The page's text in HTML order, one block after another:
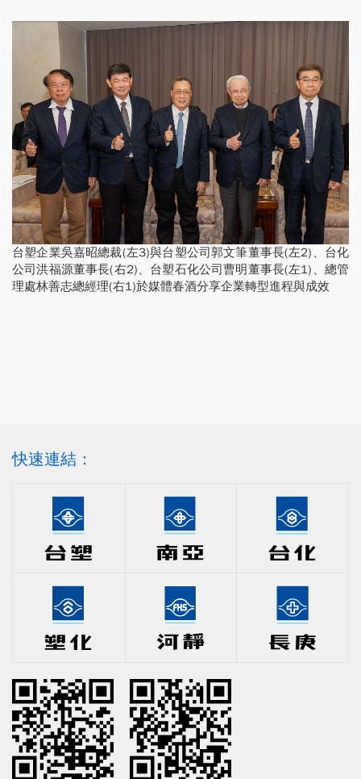
台塑企業吳嘉昭總裁(左3)與台塑公司郭文筆董事長(左2)、台化
公司洪福源董事長(右2)、台塑石化公司曹明董事長(左1)、總管
理處林善志總經理(右1)於媒體春酒分享企業轉型進程與成效
快速連結：